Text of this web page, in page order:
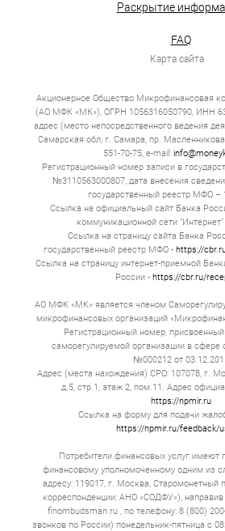
Раскрытие
FAQ
Карта сайта
Акционерное Общество Микрофинансовая
(АО МФК «МК»), ОГРН 1056316050790, ИНН
адрес (место непосредственного ведения
Самарская обл, г. Самара, пр.
551-70-75, e-mail:
Регистрационный номер записи в
№3110563000807, дата внесения
государственный реестр МФО –
Ссылка на официальный сайт Банка
коммуникационной сети "Интернет"
Ссылка на страницу сайта Банка
государственный реестр МФО - https://
Ссылка на страницу интернет-приемной
России - https://cbr.ru/
АО МФК «МК» является членом
микрофинансовых организаций
Регистрационный номер,
саморегулируемой организации в сфере
№000212 от
Адрес (места нахождения) СРО: 107078, г.
д.5, стр.1, этаж 2, пом.11. Адрес
https://npmir.ru
Ссылка на форму для подачи
https://npmir.ru/feedback/
Потребители финансовых услуг имеют
финансовому уполномоченному одним из
адресу: 119017, г. Москва, Старомонетный
корреспонденции: АНО «СОДФУ»),
finombudsman.ru , по телефону: 8 (800)
звонков по России) понедельник-пятница с